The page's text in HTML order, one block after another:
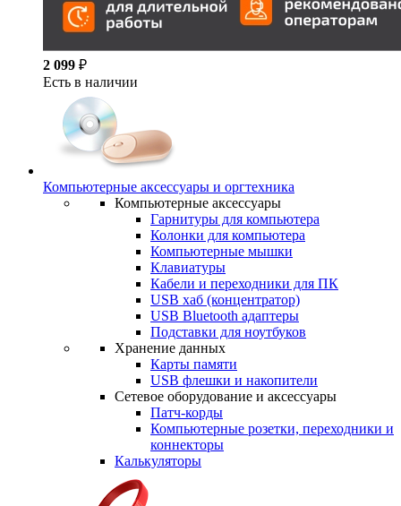
2 099 ₽
Есть в наличии
Компьютерные аксессуары и оргтехника
Компьютерные аксессуары
Гарнитуры для компьютера
Колонки для компьютера
Компьютерные мышки
Клавиатуры
Кабели и переходники для ПК
USB хаб (концентратор)
USB Bluetooth адаптеры
Подставки для ноутбуков
Хранение данных
Карты памяти
USB флешки и накопители
Сетевое оборудование и аксессуары
Патч-корды
Компьютерные розетки, переходники и
коннекторы
Калькуляторы